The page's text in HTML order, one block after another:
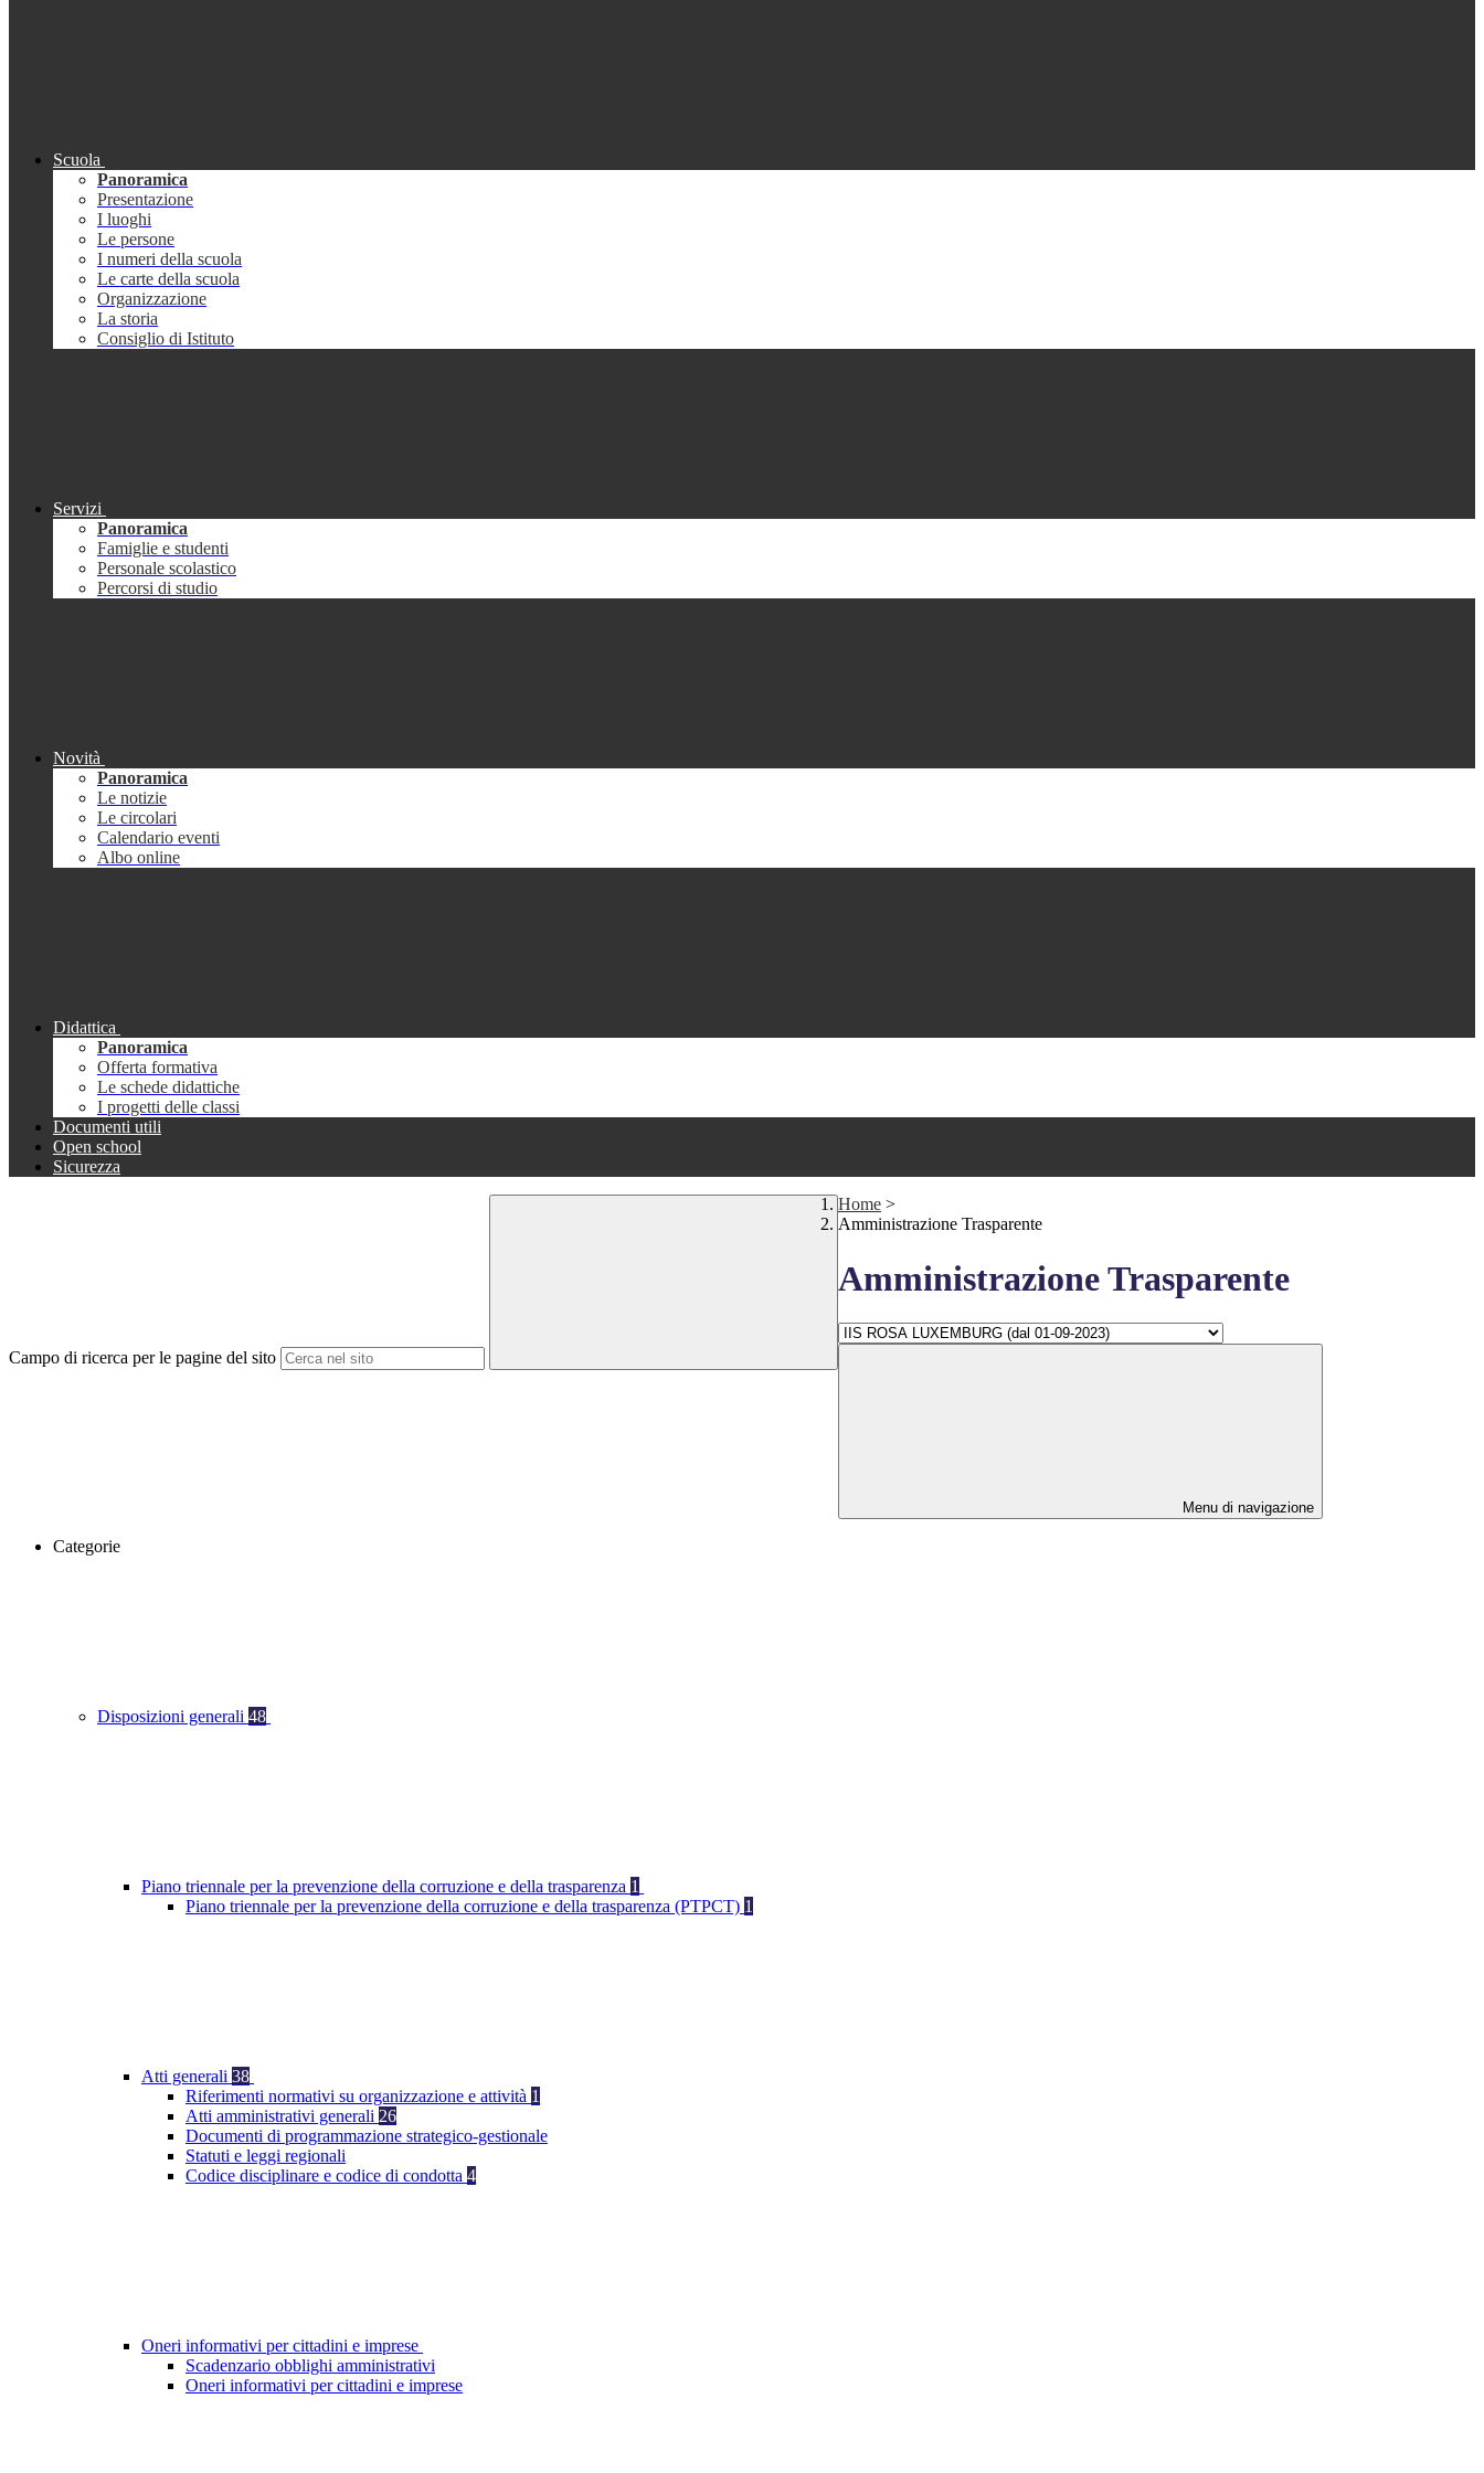
Scuola
Panoramica
Presentazione
I luoghi
Le persone
I numeri della scuola
Le carte della scuola
Organizzazione
La storia
Consiglio di Istituto
Servizi
Panoramica
Famiglie e studenti
Personale scolastico
Percorsi di studio
Novità
Panoramica
Le notizie
Le circolari
Calendario eventi
Albo online
Didattica
Panoramica
Offerta formativa
Le schede didattiche
I progetti delle classi
Documenti utili
Open school
Sicurezza
Campo di ricerca per le pagine del sito
Home >
Amministrazione Trasparente
Amministrazione Trasparente
Menu di navigazione
Categorie
Disposizioni generali 48
Piano triennale per la prevenzione della corruzione e della trasparenza 1
Piano triennale per la prevenzione della corruzione e della trasparenza (PTPCT) 1
Atti generali 38
Riferimenti normativi su organizzazione e attività 1
Atti amministrativi generali 26
Documenti di programmazione strategico-gestionale
Statuti e leggi regionali
Codice disciplinare e codice di condotta 4
Oneri informativi per cittadini e imprese
Scadenzario obblighi amministrativi
Oneri informativi per cittadini e imprese